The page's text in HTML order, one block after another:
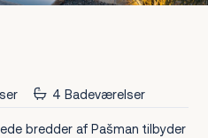
4 Badeværelser
bredder af Pašman tilbyder